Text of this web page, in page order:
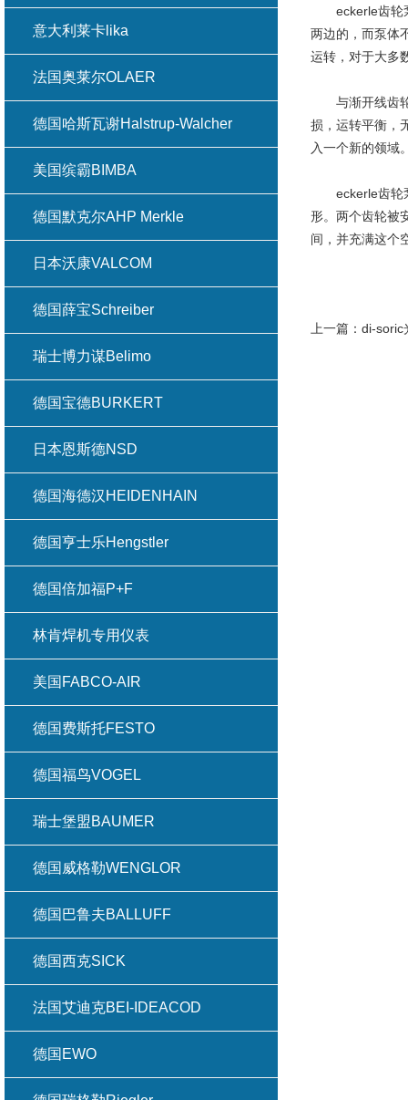
eckerle齿轮泵
两边的，而泵体
运转，对于大多
与渐开线齿轮
损，运转平衡，
入一个新的领域
eckerle齿轮泵
形。两个齿轮被
间，并充满这个
上一篇： di-soric
意大利莱卡lika
法国奥莱尔OLAER
德国哈斯瓦谢Halstrup-Walcher
美国缤霸BIMBA
德国默克尔AHP Merkle
日本沃康VALCOM
德国薛宝Schreiber
瑞士博力谋Belimo
德国宝德BURKERT
日本恩斯德NSD
德国海德汉HEIDENHAIN
德国亨士乐Hengstler
德国倍加福P+F
林肯焊机专用仪表
美国FABCO-AIR
德国费斯托FESTO
德国福鸟VOGEL
瑞士堡盟BAUMER
德国威格勒WENGLOR
德国巴鲁夫BALLUFF
德国西克SICK
法国艾迪克BEI-IDEACOD
德国EWO